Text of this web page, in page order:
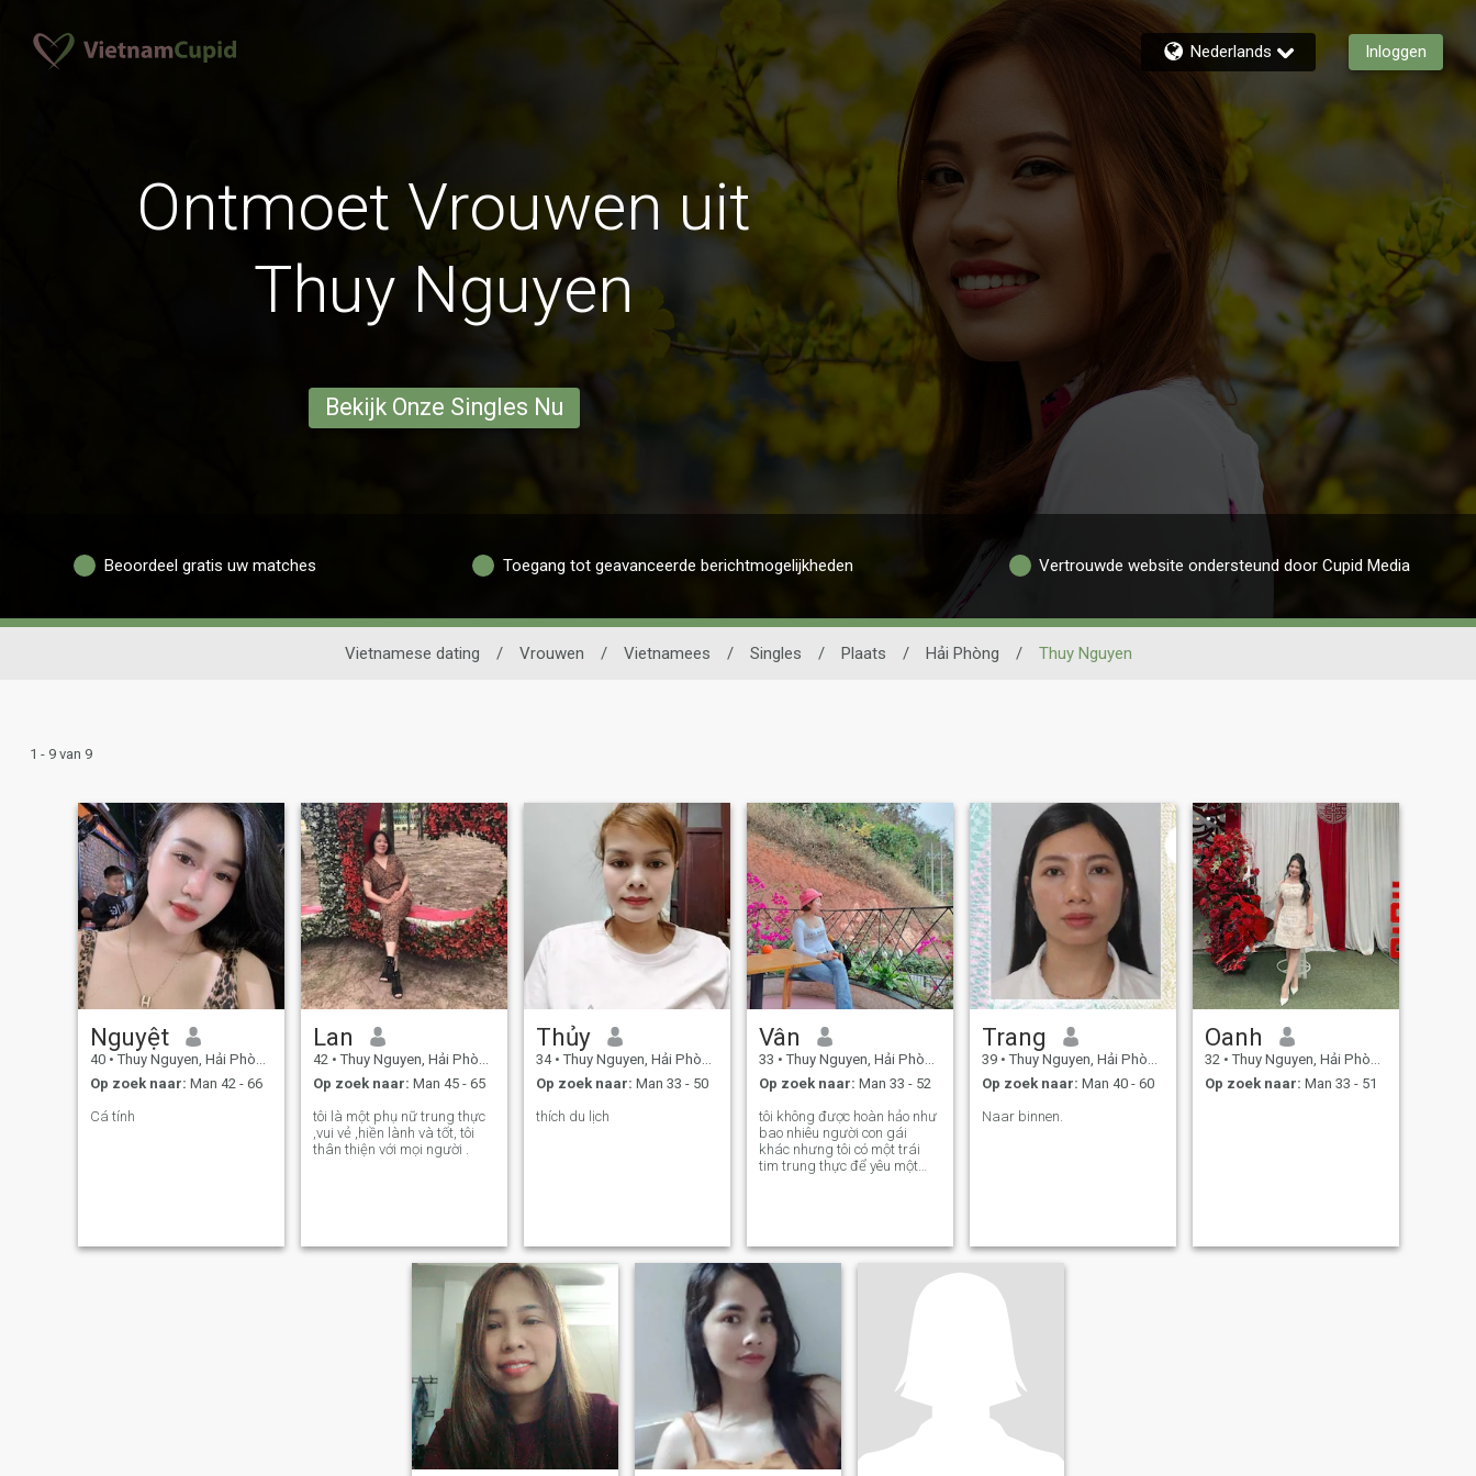
Nederlands Inloggen
Ontmoet Vrouwen uit
Thuy Nguyen
Bekijk Onze Singles Nu
Beoordeel gratis uw matches Toegang tot geavanceerde berichtmogelijkheden Vertrouwde website ondersteund door Cupid Media
Vietnamese dating / Vrouwen / Vietnamees / Singles / Plaats / Hải Phòng / Thuy Nguyen
1 - 9 van 9
Nguyệt
40 • Thuy Nguyen, Hải Phòng, Vietnam
Op zoek naar: Man 42 - 66
Cá tính
Lan
42 • Thuy Nguyen, Hải Phòng, Vietnam
Op zoek naar: Man 45 - 65
tôi là một phụ nữ trung thực
,vui vẻ ,hiền lành và tốt, tôi
thân thiện với mọi người .
Thủy
34 • Thuy Nguyen, Hải Phòng, Vietnam
Op zoek naar: Man 33 - 50
thích du lịch
Vân
33 • Thuy Nguyen, Hải Phòng, Vietnam
Op zoek naar: Man 33 - 52
tôi không được hoàn hảo như
bao nhiêu người con gái
khác nhưng tôi có một trái
tim trung thực để yêu một
Trang
39 • Thuy Nguyen, Hải Phòng, Vietnam
Op zoek naar: Man 40 - 60
Naar binnen.
Oanh
32 • Thuy Nguyen, Hải Phòng, Vietnam
Op zoek naar: Man 33 - 51